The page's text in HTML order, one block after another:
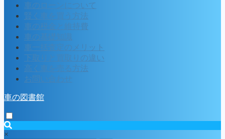
車のローンについて
賢く車を買う方法
車の税金と維持費
車の基礎知識
車一括査定のメリット
下取りと買取りの違い
高く車を売る方法
お問い合わせ
車の図書館
×